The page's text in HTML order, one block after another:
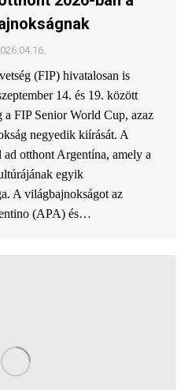
(FIP) hivatalosan is
14. és 19. között
a FIP Senior World Cup, azaz
negyedik kiírását. A
otthont Argentína, amely a
egyik
A világbajnokságot az
(APA) és…